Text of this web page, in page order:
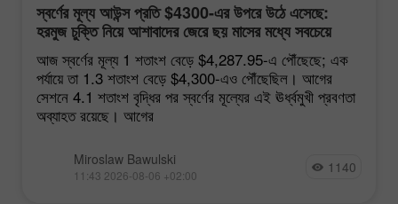
স্বর্ণের মূল্য আউন্স প্রতি $4300-এর উপরে উঠে এসেছে:
হরমুজ চুক্তি নিয়ে আশাবাদের জেরে ছয় মাসের মধ্যে সবচেয়ে
শক্তিশালী বৃদ্ধি
আজ স্বর্ণের মূল্য 1 শতাংশ বেড়ে $4,287.95-এ পৌঁছেছে; এক
পর্যায়ে তা 1.3 শতাংশ বেড়ে $4,300-এও পৌঁছেছিল। আগের
সেশনে 4.1 শতাংশ বৃদ্ধির পর স্বর্ণের মূল্যের এই ঊর্ধ্বমুখী প্রবণতা
অব্যাহত রয়েছে। আগের
Miroslaw Bawulski
11:43 2026-08-06 +02:00 1140